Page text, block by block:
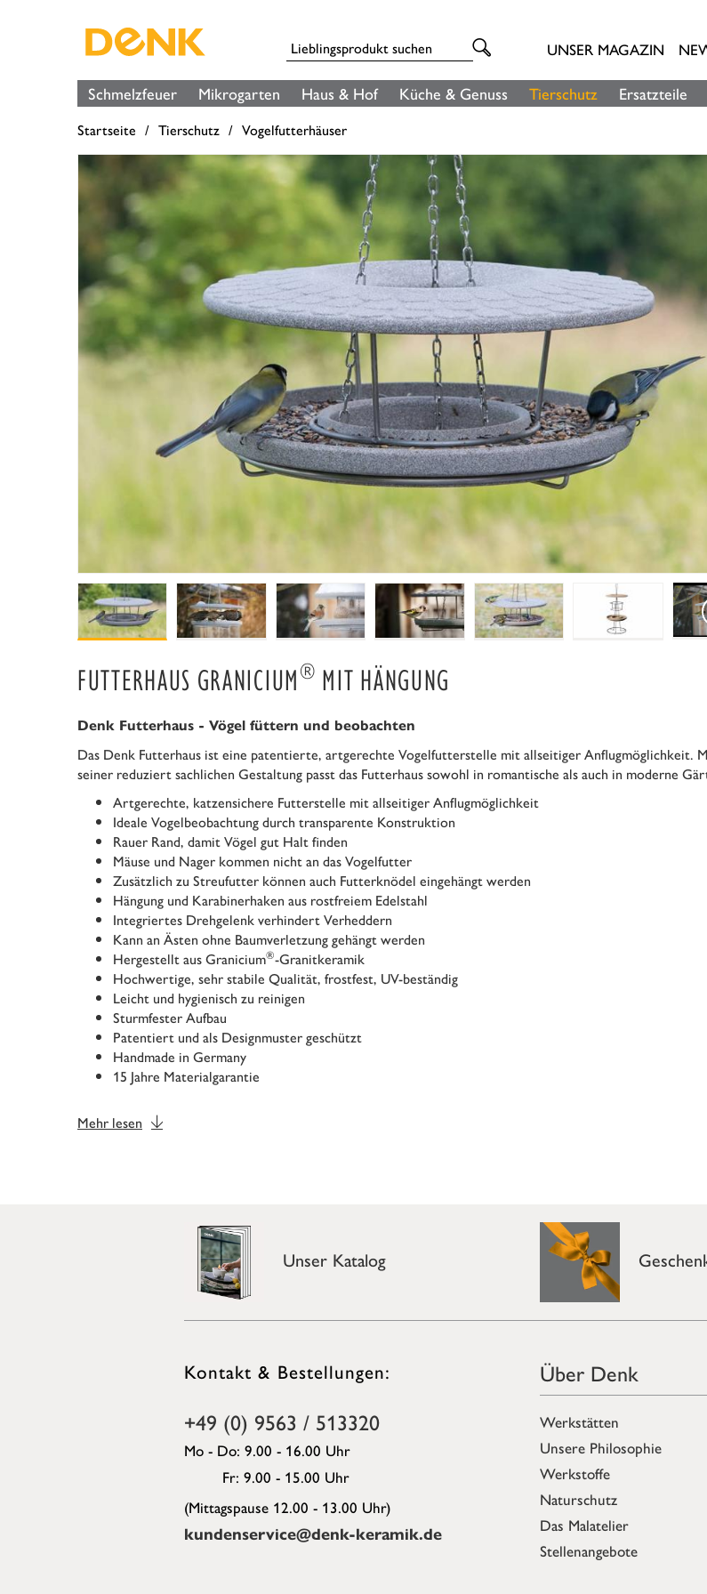
UNSER MAGAZIN
Schmelzfeuer Mikrogarten Haus & Hof Küche & Genuss Tierschutz Ersatzteile
Startseite Tierschutz Vogelfutterhäuser
FUTTERHAUS GRANICIUM® MIT HÄNGUNG
Denk Futterhaus - Vögel füttern und beobachten
Das Denk Futterhaus ist eine patentierte, artgerechte Vogelfutterstelle mit allseitiger Anflugmöglichkeit.
seiner reduziert sachlichen Gestaltung passt das Futterhaus sowohl in romantische als auch in moderne
Artgerechte, katzensichere Futterstelle mit allseitiger Anflugmöglichkeit
Ideale Vogelbeobachtung durch transparente Konstruktion
Rauer Rand, damit Vögel gut Halt finden
Mäuse und Nager kommen nicht an das Vogelfutter
Zusätzlich zu Streufutter können auch Futterknödel eingehängt werden
Hängung und Karabinerhaken aus rostfreiem Edelstahl
Integriertes Drehgelenk verhindert Verheddern
Kann an Ästen ohne Baumverletzung gehängt werden
Hergestellt aus Granicium®-Granitkeramik
Hochwertige, sehr stabile Qualität, frostfest, UV-beständig
Leicht und hygienisch zu reinigen
Sturmfester Aufbau
Patentiert und als Designmuster geschützt
Handmade in Germany
15 Jahre Materialgarantie
Mehr lesen
Unser Katalog
Kontakt & Bestellungen:
+49 (0) 9563 / 513320
Mo - Do: 9.00 - 16.00 Uhr
Fr: 9.00 - 15.00 Uhr
(Mittagspause 12.00 - 13.00 Uhr)
kundenservice@denk-keramik.de
Über Denk
Werkstätten
Unsere Philosophie
Werkstoffe
Naturschutz
Das Malatelier
Stellenangebote